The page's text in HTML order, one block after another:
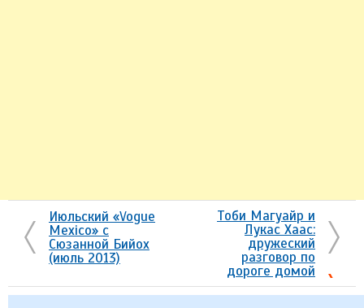
Июльский «Vogue
Mexico» с
Сюзанной Бийох
(июль 2013)
Тоби Магуайр и
Лукас Хаас:
дружеский
разговор по
дороге домой